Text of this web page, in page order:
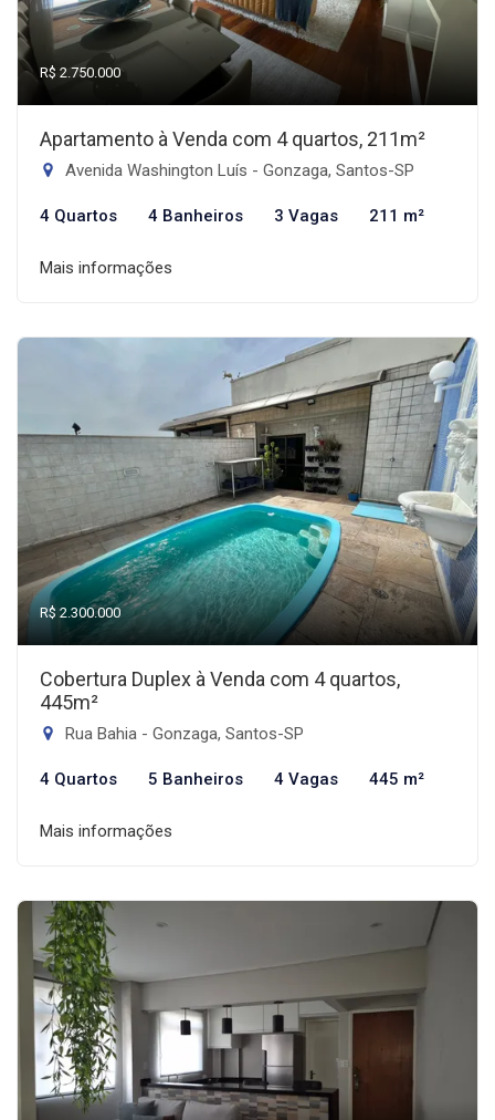
R$ 2.750.000
Apartamento à Venda com 4 quartos, 211m²
Avenida Washington Luís - Gonzaga, Santos-SP
4 Quartos 4 Banheiros 3 Vagas 211 m²
Mais informações
R$ 2.300.000
Cobertura Duplex à Venda com 4 quartos,
445m²
Rua Bahia - Gonzaga, Santos-SP
4 Quartos 5 Banheiros 4 Vagas 445 m²
Mais informações